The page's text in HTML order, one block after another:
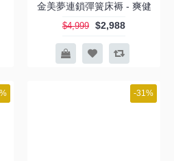
金美夢連鎖彈簧床褥 - 爽健
$4,999 $2,988
-31%